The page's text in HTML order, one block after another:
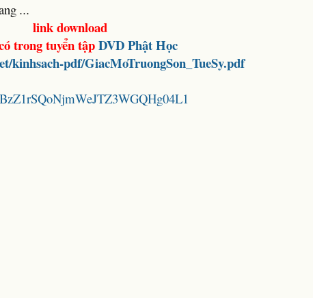
...
link download
trong tuyển tậpDVD Phật Học
kinhsach-pdf/GiacMoTruongSon_TueSy.pdf